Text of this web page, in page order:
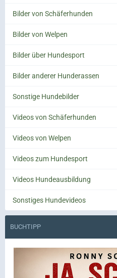
Bilder von Schäferhunden
Bilder von Welpen
Bilder über Hundesport
Bilder anderer Hunderassen
Sonstige Hundebilder
Videos von Schäferhunden
Videos von Welpen
Videos zum Hundesport
Videos Hundeausbildung
Sonstiges Hundevideos
BUCHTIPP